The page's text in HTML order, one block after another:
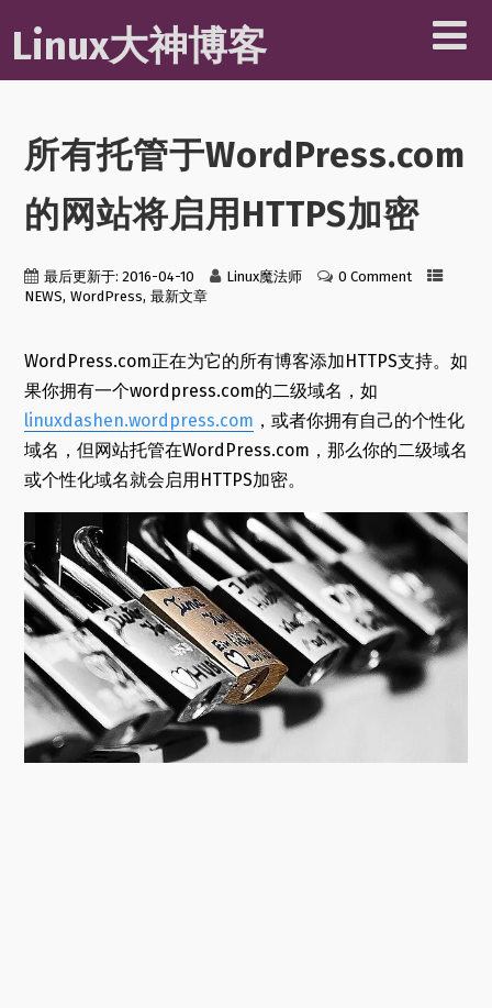
Linux大神博客
所有托管于WordPress.com
的网站将启用HTTPS加密
最后更新于: 2016-04-10 Linux魔法师
0 Comment
NEWS, WordPress, 最新文章
WordPress.com正在为它的所有博客添加HTTPS支持。如
果你拥有一个wordpress.com的二级域名，如
linuxdashen.wordpress.com ，或者你拥有自己的个性化
域名，但网站托管在WordPress.com，那么你的二级域名
或个性化域名就会启用HTTPS加密。